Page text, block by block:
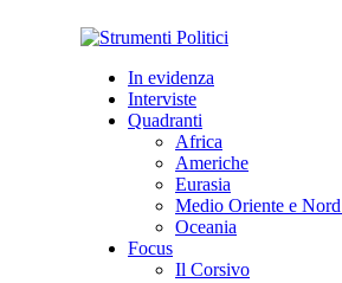
In evidenza
Interviste
Quadranti
Africa
Americhe
Eurasia
Medio Oriente e
Oceania
Focus
Il Corsivo